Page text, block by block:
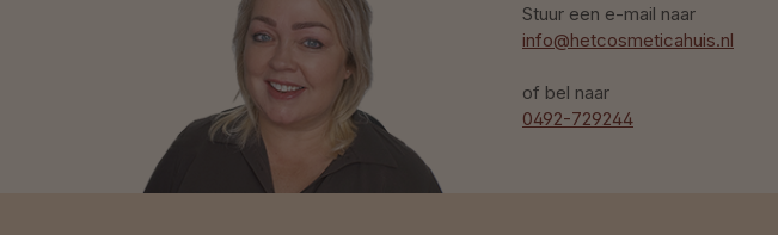
Stuur een e-mail naar
info@hetcosmeticahuis.nl
of bel naar
0492-729244